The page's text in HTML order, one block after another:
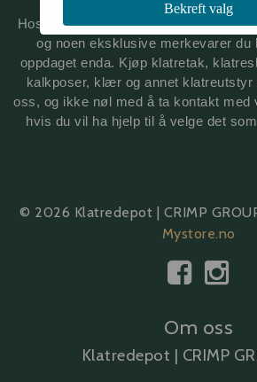
Bekreft valg
Hos oss finner du kjente og trendy
og noen eksklusive merkevarer du
oppdaget enda. Kjøp klatretak,
kalkposer, klær og annet klatreutstyr
oss, og ikke nøl med å ta kontakt med
hvis du vil ha hjelp til å velge det
© 2026 Klatredepot | CRIMP
Mystore.no
Om oss
Klatredepot | CRIMP